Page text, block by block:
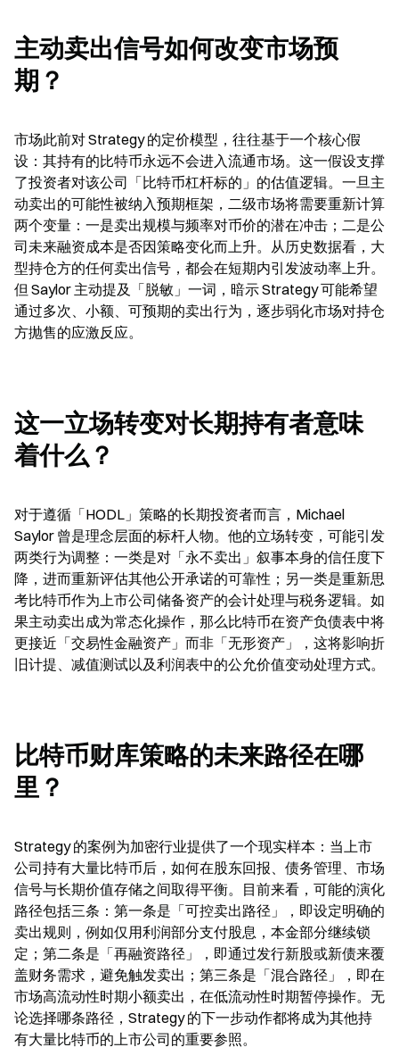
主动卖出信号如何改变市场预
期？
市场此前对 Strategy 的定价模型，往往基于一个核心假
设：其持有的比特币永远不会进入流通市场。这一假设支撑
了投资者对该公司「比特币杠杆标的」的估值逻辑。一旦主
动卖出的可能性被纳入预期框架，二级市场将需要重新计算
两个变量：一是卖出规模与频率对币价的潜在冲击；二是公
司未来融资成本是否因策略变化而上升。从历史数据看，大
型持仓方的任何卖出信号，都会在短期内引发波动率上升。
但 Saylor 主动提及「脱敏」一词，暗示 Strategy 可能希望
通过多次、小额、可预期的卖出行为，逐步弱化市场对持仓
方抛售的应激反应。
这一立场转变对长期持有者意味
着什么？
对于遵循「HODL」策略的长期投资者而言，Michael
Saylor 曾是理念层面的标杆人物。他的立场转变，可能引发
两类行为调整：一类是对「永不卖出」叙事本身的信任度下
降，进而重新评估其他公开承诺的可靠性；另一类是重新思
考比特币作为上市公司储备资产的会计处理与税务逻辑。如
果主动卖出成为常态化操作，那么比特币在资产负债表中将
更接近「交易性金融资产」而非「无形资产」，这将影响折
旧计提、减值测试以及利润表中的公允价值变动处理方式。
比特币财库策略的未来路径在哪
里？
Strategy 的案例为加密行业提供了一个现实样本：当上市
公司持有大量比特币后，如何在股东回报、债务管理、市场
信号与长期价值存储之间取得平衡。目前来看，可能的演化
路径包括三条：第一条是「可控卖出路径」，即设定明确的
卖出规则，例如仅用利润部分支付股息，本金部分继续锁
定；第二条是「再融资路径」，即通过发行新股或新债来覆
盖财务需求，避免触发卖出；第三条是「混合路径」，即在
市场高流动性时期小额卖出，在低流动性时期暂停操作。无
论选择哪条路径，Strategy 的下一步动作都将成为其他持
有大量比特币的上市公司的重要参照。